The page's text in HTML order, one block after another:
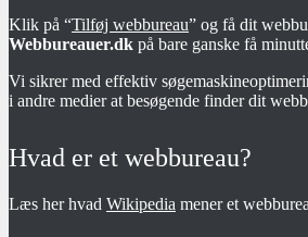
Klik på “Tilføj webbureau” og få dit
Webbureauer.dk på bare ganske få
Vi sikrer med effektiv
i andre medier at besøgende finder dit
Hvad er et webbureau?
Læs her hvad Wikipedia mener et